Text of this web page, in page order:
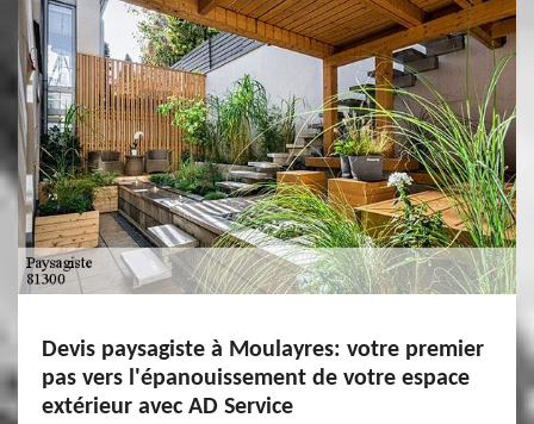
Devis paysagiste à Moulayres: votre premier
pas vers l'épanouissement de votre espace
extérieur avec AD Service